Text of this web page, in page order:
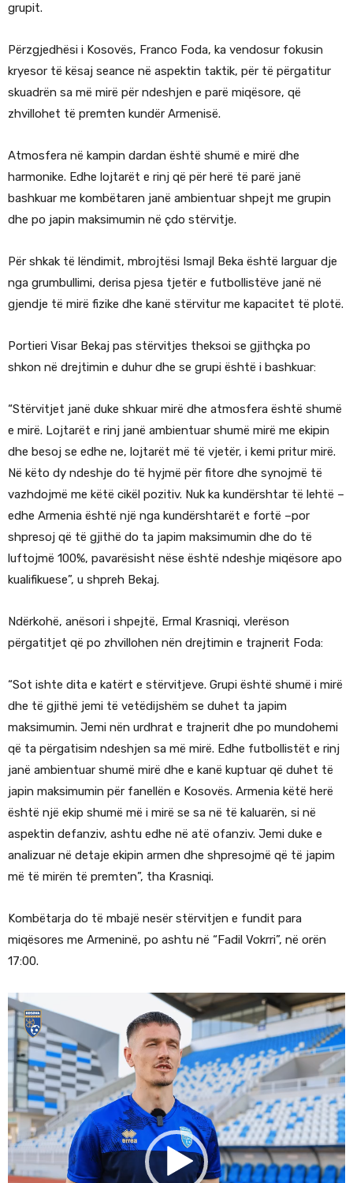
grupit.
Përzgjedhësi i Kosovës, Franco Foda, ka vendosur fokusin
kryesor të kësaj seance në aspektin taktik, për të përgatitur
skuadrën sa më mirë për ndeshjen e parë miqësore, që
zhvillohet të premten kundër Armenisë.
Atmosfera në kampin dardan është shumë e mirë dhe
harmonike. Edhe lojtarët e rinj që për herë të parë janë
bashkuar me kombëtaren janë ambientuar shpejt me grupin
dhe po japin maksimumin në çdo stërvitje.
Për shkak të lëndimit, mbrojtësi Ismajl Beka është larguar dje
nga grumbullimi, derisa pjesa tjetër e futbollistëve janë në
gjendje të mirë fizike dhe kanë stërvitur me kapacitet të plotë.
Portieri Visar Bekaj pas stërvitjes theksoi se gjithçka po
shkon në drejtimin e duhur dhe se grupi është i bashkuar:
“Stërvitjet janë duke shkuar mirë dhe atmosfera është shumë
e mirë. Lojtarët e rinj janë ambientuar shumë mirë me ekipin
dhe besoj se edhe ne, lojtarët më të vjetër, i kemi pritur mirë.
Në këto dy ndeshje do të hyjmë për fitore dhe synojmë të
vazhdojmë me këtë cikël pozitiv. Nuk ka kundërshtar të lehtë –
edhe Armenia është një nga kundërshtarët e fortë –por
shpresoj që të gjithë do ta japim maksimumin dhe do të
luftojmë 100%, pavarësisht nëse është ndeshje miqësore apo
kualifikuese”, u shpreh Bekaj.
Ndërkohë, anësori i shpejtë, Ermal Krasniqi, vlerëson
përgatitjet që po zhvillohen nën drejtimin e trajnerit Foda:
“Sot ishte dita e katërt e stërvitjeve. Grupi është shumë i mirë
dhe të gjithë jemi të vetëdijshëm se duhet ta japim
maksimumin. Jemi nën urdhrat e trajnerit dhe po mundohemi
që ta përgatisim ndeshjen sa më mirë. Edhe futbollistët e rinj
janë ambientuar shumë mirë dhe e kanë kuptuar që duhet të
japin maksimumin për fanellën e Kosovës. Armenia këtë herë
është një ekip shumë më i mirë se sa në të kaluarën, si në
aspektin defanziv, ashtu edhe në atë ofanziv. Jemi duke e
analizuar në detaje ekipin armen dhe shpresojmë që të japim
më të mirën të premten”, tha Krasniqi.
Kombëtarja do të mbajë nesër stërvitjen e fundit para
miqësores me Armeninë, po ashtu në “Fadil Vokrri”, në orën
17:00.
V
i
e
P
l
a
y